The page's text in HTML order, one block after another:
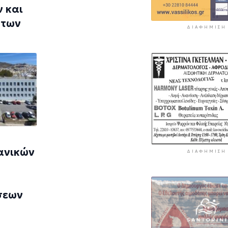
και
των
ΔΙΑΦΉΜΙΣΗ
ΔΙΑΦΉΜΙΣΗ